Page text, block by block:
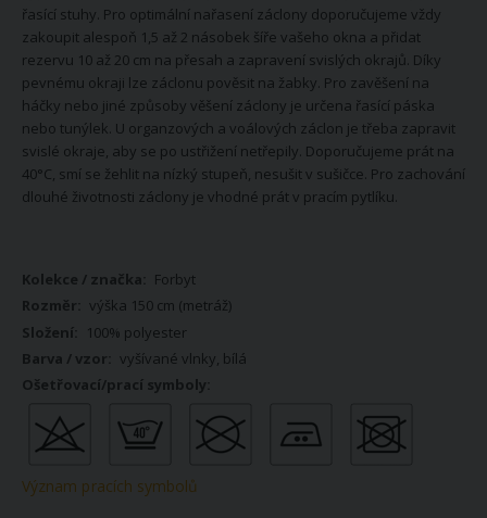
řasící stuhy. Pro optimální nařasení záclony doporučujeme vždy
zakoupit alespoň 1,5 až 2 násobek šíře vašeho okna a přidat
rezervu 10 až 20 cm na přesah a zapravení svislých okrajů. Díky
pevnému okraji lze záclonu pověsit na žabky. Pro zavěšení na
háčky nebo jiné způsoby věšení záclony je určena řasící páska
nebo tunýlek. U organzových a voálových záclon je třeba zapravit
svislé okraje, aby se po ustřižení netřepily. Doporučujeme prát na
40°C, smí se žehlit na nízký stupeň, nesušit v sušičce. Pro zachování
dlouhé životnosti záclony je vhodné prát v pracím pytlíku.
Více
informací
Forbyt
výška 150 cm (metráž)
100% polyester
vyšívané vlnky, bílá
Význam pracích symbolů